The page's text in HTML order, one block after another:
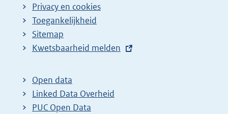
Privacy en cookies
Toegankelijkheid
Sitemap
E
t
e
r
Kwetsbaarheid melden
Open data
Linked Data Overheid
PUC Open Data